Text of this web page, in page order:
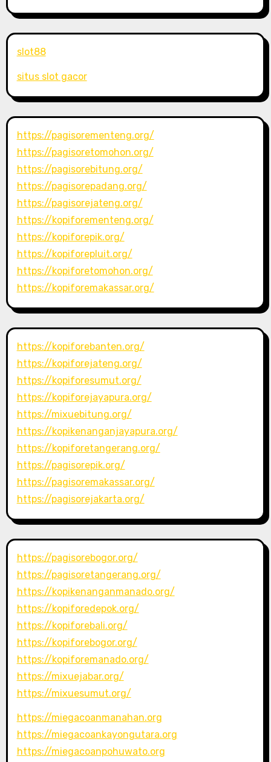
slot88
situs slot gacor
https://pagisorementeng.org/
https://pagisoretomohon.org/
https://pagisorebitung.org/
https://pagisorepadang.org/
https://pagisorejateng.org/
https://kopiforementeng.org/
https://kopiforepik.org/
https://kopiforepluit.org/
https://kopiforetomohon.org/
https://kopiforemakassar.org/
https://kopiforebanten.org/
https://kopiforejateng.org/
https://kopiforesumut.org/
https://kopiforejayapura.org/
https://mixuebitung.org/
https://kopikenanganjayapura.org/
https://kopiforetangerang.org/
https://pagisorepik.org/
https://pagisoremakassar.org/
https://pagisorejakarta.org/
https://pagisorebogor.org/
https://pagisoretangerang.org/
https://kopikenanganmanado.org/
https://kopiforedepok.org/
https://kopiforebali.org/
https://kopiforebogor.org/
https://kopiforemanado.org/
https://mixuejabar.org/
https://mixuesumut.org/
https://miegacoanmanahan.org
https://miegacoankayongutara.org
https://miegacoanpohuwato.org